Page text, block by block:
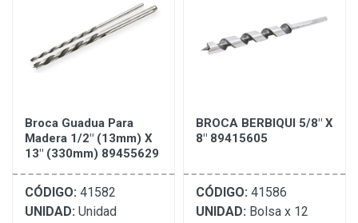
Broca Guadua Para
Madera 1/2" (13mm) X
13" (330mm) 89455629
CÓDIGO: 41582
UNIDAD: Unidad
BROCA BERBIQUI 5/8" X
8" 89415605
CÓDIGO: 41586
UNIDAD: Bolsa x 12